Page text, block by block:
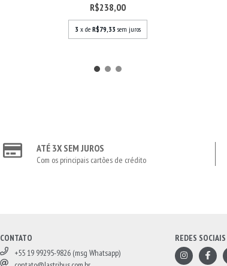
R$238,00
3 x de R$79,33 sem juros
ATÉ 3X SEM JUROS
Com os principais cartões de crédito
CONTATO
+55 19 99295-9826 (msg Whatsapp)
REDES SOCIAIS